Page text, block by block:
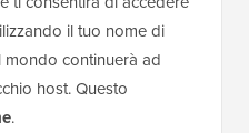
il tuo nome di
continuerà ad
host. Questo
.